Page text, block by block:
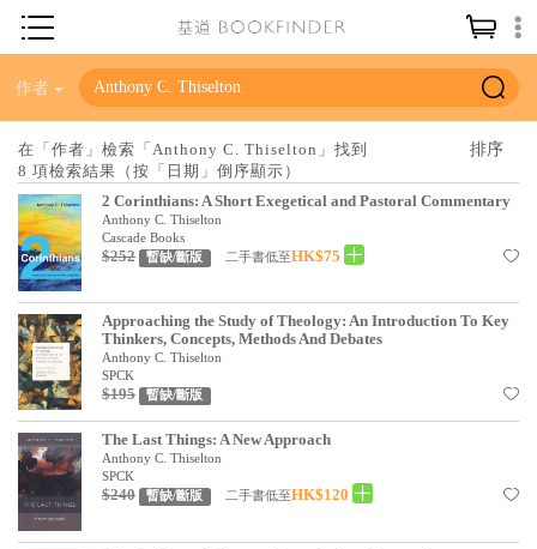
神學／教義
聖經
信仰入門
教會歷史
靈修／禱告
信徒生活
教會事工
分齡牧養
社會／倫理
哲學／宗教比較
作者
在「作者」檢索「Anthony C. Thiselton」找到
8 項檢索結果（按「日期」倒序顯示）
2 Corinthians: A Short Exegetical and Pastoral Commentary
Anthony C. Thiselton
Cascade Books
$252 暫缺/斷版 二手書低至HK$75
Approaching the Study of Theology: An Introduction To Key
Thinkers, Concepts, Methods And Debates
Anthony C. Thiselton
SPCK
$195 暫缺/斷版
The Last Things: A New Approach
Anthony C. Thiselton
SPCK
$240 暫缺/斷版 二手書低至HK$120